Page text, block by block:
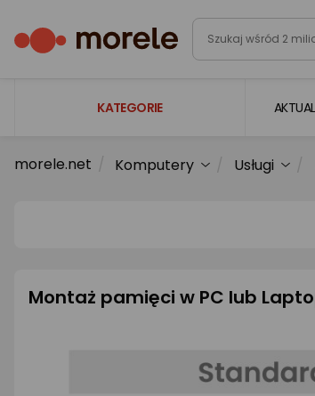
KATEGORIE
Laptopy
Smartfony i smartwatche
morele.net Komputery Usługi
Montaż pamięci w PC lub